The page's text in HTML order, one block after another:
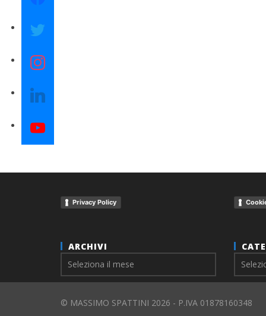
instagram
linkedin
Privacy Policy
ARCHIVI
Archivi
© MASSIMO SPATTINI 2026 - P.IVA 01878160348